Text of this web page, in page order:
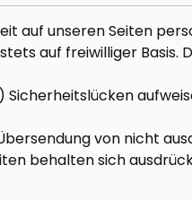
auf unseren Seiten
auf freiwilliger Basis.
von nicht
behalten sich